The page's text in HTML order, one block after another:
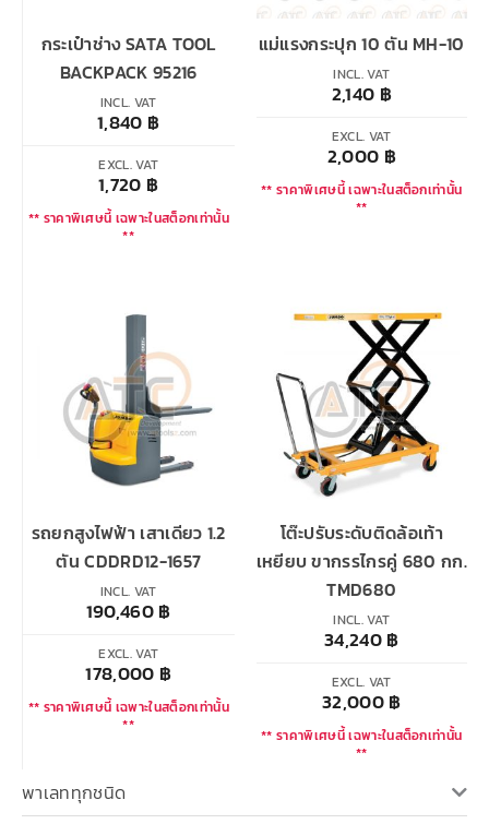
พาเลททุกชนิด
กระเป๋าช่าง SATA TOOL
BACKPACK 95216
INCL. VAT
1,840 ฿
EXCL. VAT
1,720 ฿
** ราคาพิเศษนี้ เฉพาะในสต็อกเท่านั้น
**
แม่แรงกระปุก 10 ตัน MH-10
INCL. VAT
2,140 ฿
EXCL. VAT
2,000 ฿
** ราคาพิเศษนี้ เฉพาะในสต็อกเท่านั้น
**
รถยกสูงไฟฟ้า เสาเดียว 1.2
ตัน CDDRD12-1657
INCL. VAT
190,460฿
EXCL. VAT
178,000 ฿
** ราคาพิเศษนี้ เฉพาะในสต็อกเท่านั้น
**
โต๊ะปรับระดับติดล้อเท้า
เหยียบ ขากรรไกรคู่ 680 กก.
TMD680
INCL. VAT
34,240฿
EXCL. VAT
32,000฿
** ราคาพิเศษนี้ เฉพาะในสต็อกเท่านั้น
**